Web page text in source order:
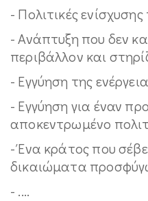
- Πολιτικές
- Ανάπτυξη που δεν
περιβάλλον και
- Εγγύηση της
- Εγγύηση για έναν
αποκεντρωμένο
- Ένα κράτος που
δικαιώματα
- ....